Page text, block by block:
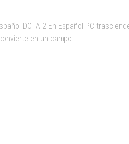
DOTA 2 En Español PC
en un campo...